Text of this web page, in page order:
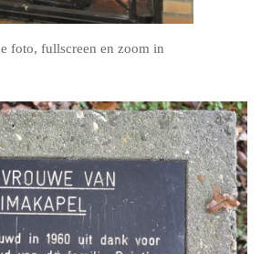
foto, fullscreen en zoom in